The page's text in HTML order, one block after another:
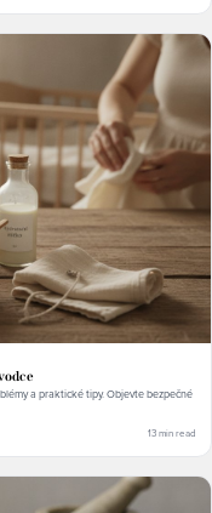
a praktické tipy. Objevte bezpečné
13 min read